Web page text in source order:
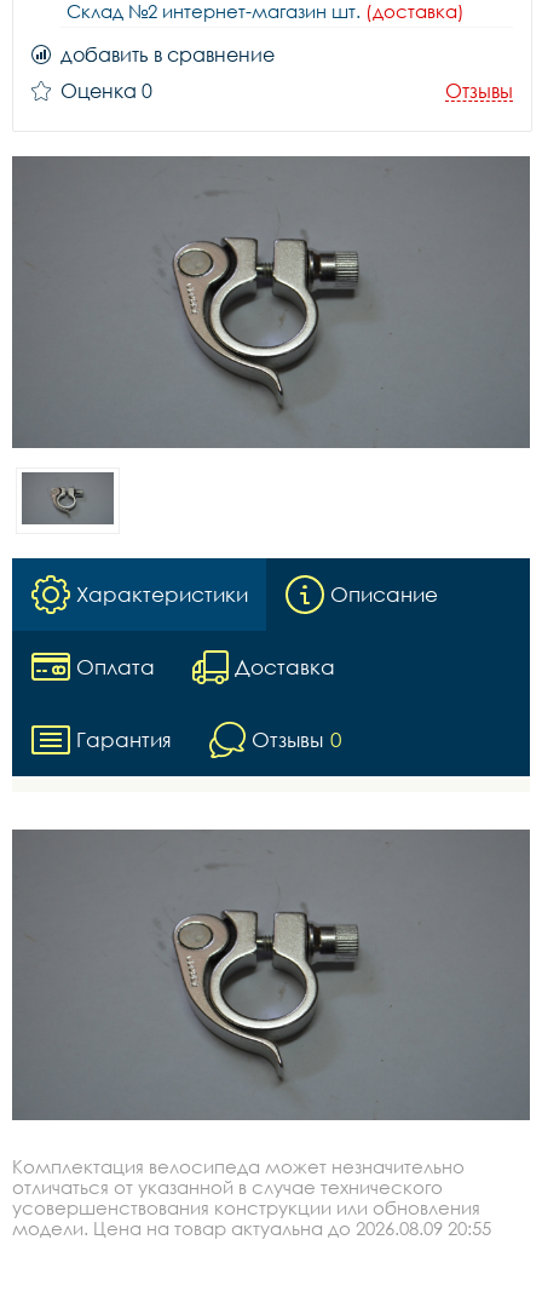
Склад №2 интернет-магазин шт. (доставка)
добавить в сравнение
Оценка 0
Отзывы
Характеристики Описание
Оплата Доставка
Гарантия Отзывы 0
Комплектация велосипеда может незначительно
отличаться от указанной в случае технического
усовершенствования конструкции или обновления
модели. Цена на товар актуальна до 2026.08.09 20:55